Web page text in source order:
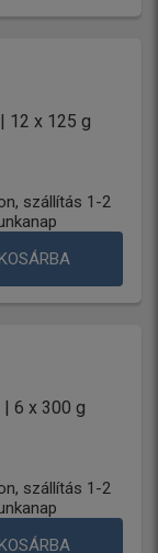
12 x 125 g
szállítás 1-2
KOSÁRBA
| 6 x 300 g
szállítás 1-2
KOSÁRBA